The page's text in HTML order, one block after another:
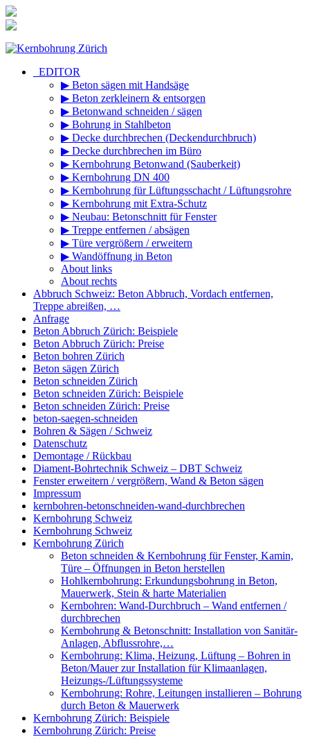
Inhalt
_EDITOR
▶ Beton sägen mit Handsäge
▶ Beton zerkleinern & entsorgen
▶ Betonwand schneiden / sägen
▶ Bohrung in Stahlbeton
▶ Decke durchbrechen (Deckendurchbruch)
▶ Decke durchbrechen im Büro
▶ Kernbohrung Betonwand (Sauberkeit)
▶ Kernbohrung DN 400
▶ Kernbohrung für Lüftungsschacht / Lüftungsrohre
▶ Kernbohrung mit Extra-Schutz
▶ Neubau: Betonschnitt für Fenster
▶ Treppe entfernen / absägen
▶ Türe vergrößern / erweitern
▶ Wandöffnung in Beton
About links
About rechts
Abbruch Schweiz: Beton Abbruch, Vordach entfernen,
Treppe abreißen, …
Anfrage
Beton Abbruch Zürich: Beispiele
Beton Abbruch Zürich: Preise
Beton bohren Zürich
Beton sägen Zürich
Beton schneiden Zürich
Beton schneiden Zürich: Beispiele
Beton schneiden Zürich: Preise
beton-saegen-schneiden
Bohren & Sägen / Schweiz
Datenschutz
Demontage / Rückbau
Diament-Bohrtechnik Schweiz – DBT Schweiz
Fenster erweitern / vergrößern, Wand & Beton sägen
Impressum
kernbohren-betonschneiden-wand-durchbrechen
Kernbohrung Schweiz
Kernbohrung Schweiz
Kernbohrung Zürich
Beton schneiden & Kernbohrung für Fenster, Kamin,
Türe – Öffnungen in Beton herstellen
Hohlkernbohrung: Erkundungsbohrung in Beton,
Mauerwerk, Stein & harte Materialien
Kernbohren: Wand-Durchbruch – Wand entfernen /
durchbrechen
Kernbohrung & Betonschnitt: Installation von Sanitär-
Anlagen, Abflussrohre,…
Kernbohrung: Klima, Heizung, Lüftung – Bohren in
Beton/Mauer zur Installation für Klimaanlagen,
Heizungs-/Lüftungssysteme
Kernbohrung: Rohre, Leitungen installieren – Bohrung
durch Beton & Mauerwerk
Kernbohrung Zürich: Beispiele
Kernbohrung Zürich: Preise